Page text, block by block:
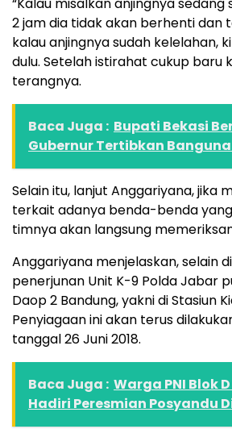
“Kalau misalkan anjingnya
2 jam dia tidak akan berhenti dan
kalau anjingnya sudah kelelahan,
dulu. Setelah istirahat cukup baru
terangnya.
Baca Juga : Bupati Bekasi
Gubernur Tertibkan
Selain itu, lanjut Anggariyana, jika
terkait adanya benda-benda
timnya akan langsung
Anggariyana menjelaskan, selain
penerjunan Unit K-9 Polda Jabar
Daop 2 Bandung, yakni di Stasiun
Penyiagaan ini akan terus
tanggal 26 Juni 2018.
Baca Juga : Warga PNI Blok
Hadiri Peresmian Posyandu